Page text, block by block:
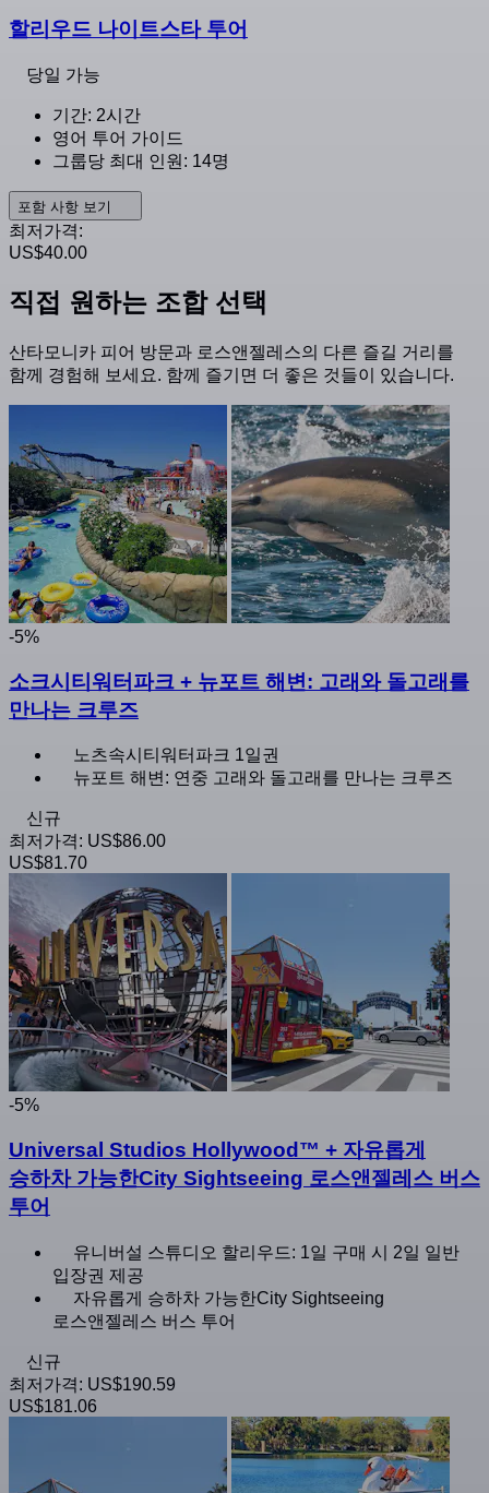
할리우드 나이트스타 투어
당일 가능
기간: 2시간
영어 투어 가이드
그룹당 최대 인원: 14명
포함 사항 보기
최저가격:
US$40.00
직접 원하는 조합 선택
산타모니카 피어 방문과 로스앤젤레스의 다른 즐길 거리를
함께 경험해 보세요. 함께 즐기면 더 좋은 것들이 있습니다.
-5%
소크시티워터파크 + 뉴포트 해변: 고래와 돌고래를
만나는 크루즈
노츠속시티워터파크 1일권
뉴포트 해변: 연중 고래와 돌고래를 만나는 크루즈
신규
최저가격: US$86.00
US$81.70
-5%
Universal Studios Hollywood™ + 자유롭게
승하차 가능한City Sightseeing 로스앤젤레스 버스
투어
유니버설 스튜디오 할리우드: 1일 구매 시 2일 일반
입장권 제공
자유롭게 승하차 가능한City Sightseeing
로스앤젤레스 버스 투어
신규
최저가격: US$190.59
US$181.06